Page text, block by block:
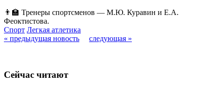
👨‍🏫 Тренеры спортсменов — М.Ю. Куравин и Е.А.
Феоктистова.
Спорт Легкая атлетика
« предыдущая новость
следующая »
Сейчас читают